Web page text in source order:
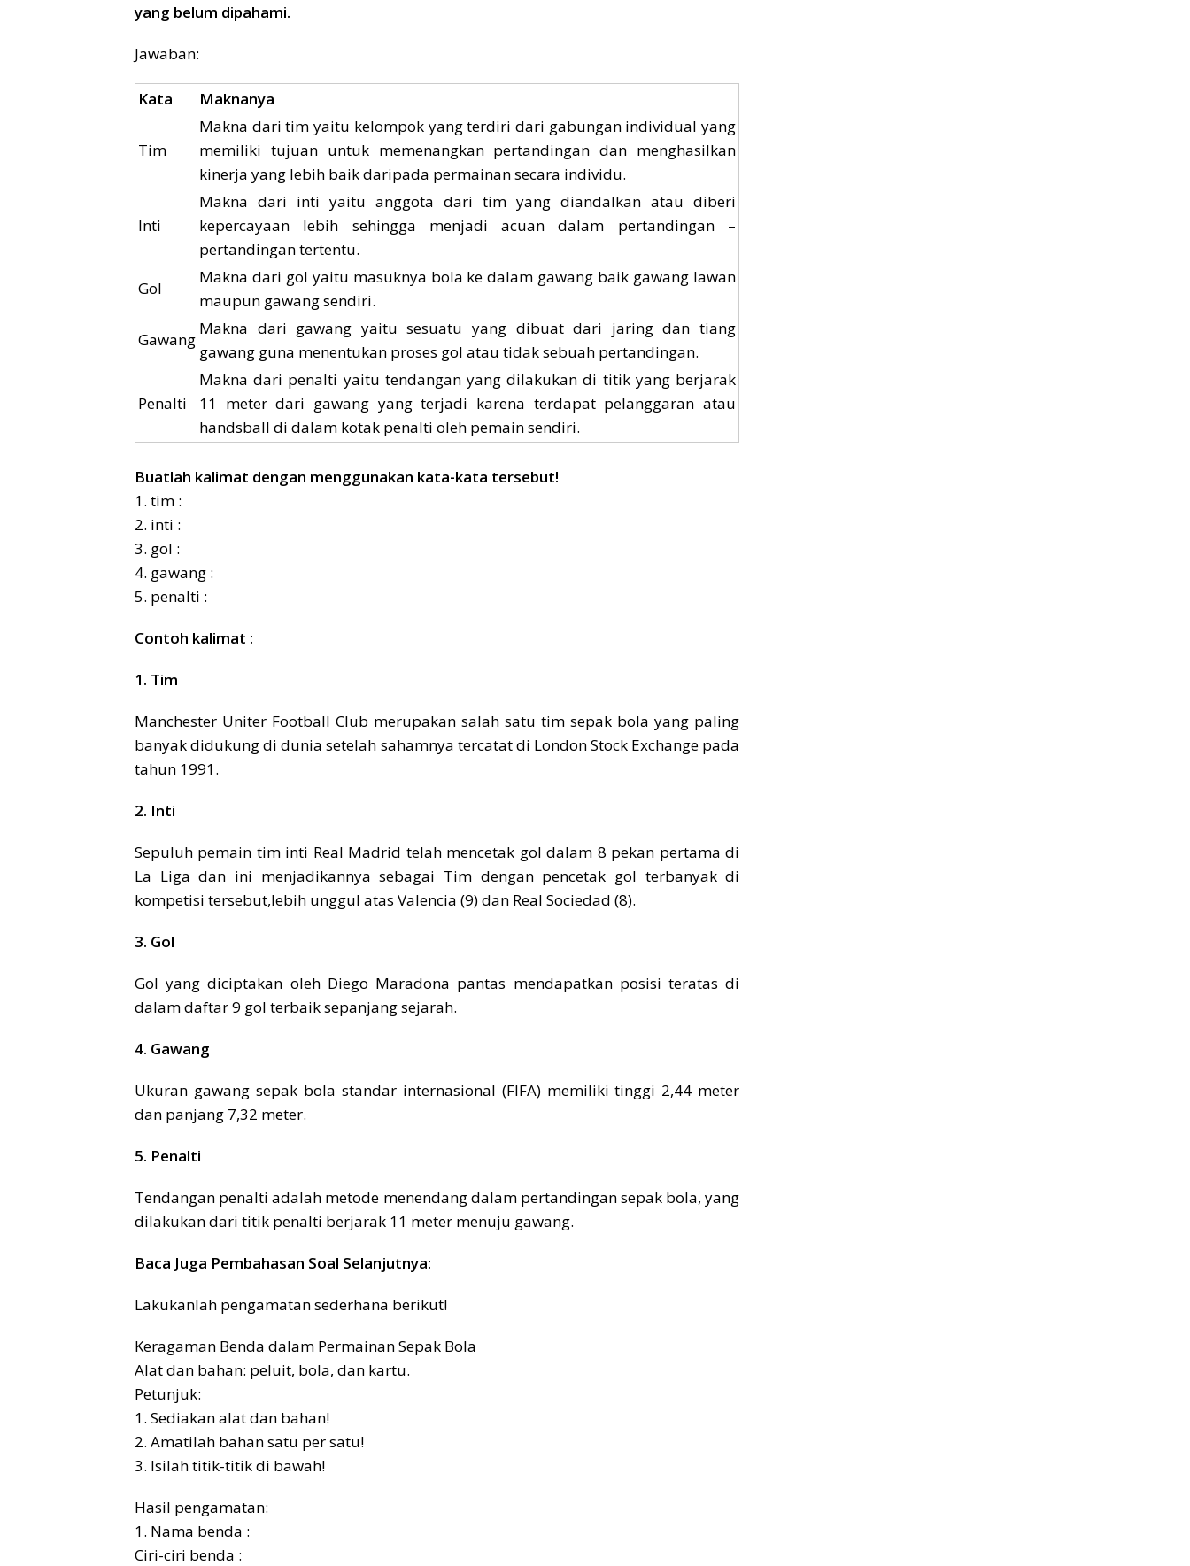
yang belum dipahami.
Jawaban:
Kata Maknanya
Tim
Makna dari tim yaitu kelompok yang terdiri dari gabungan individual yang
memiliki tujuan untuk memenangkan pertandingan dan menghasilkan
kinerja yang lebih baik daripada permainan secara individu.
Inti
Makna dari inti yaitu anggota dari tim yang diandalkan atau diberi
kepercayaan lebih sehingga menjadi acuan dalam pertandingan –
pertandingan tertentu.
Gol
Makna dari gol yaitu masuknya bola ke dalam gawang baik gawang lawan
maupun gawang sendiri.
Gawang
Makna dari gawang yaitu sesuatu yang dibuat dari jaring dan tiang
gawang guna menentukan proses gol atau tidak sebuah pertandingan.
Penalti
Makna dari penalti yaitu tendangan yang dilakukan di titik yang berjarak
11 meter dari gawang yang terjadi karena terdapat pelanggaran atau
handsball di dalam kotak penalti oleh pemain sendiri.
Buatlah kalimat dengan menggunakan kata-kata tersebut!
1. tim :
2. inti :
3. gol :
4. gawang :
5. penalti :
Contoh kalimat :
1. Tim
Manchester Uniter Football Club merupakan salah satu tim sepak bola yang paling
banyak didukung di dunia setelah sahamnya tercatat di London Stock Exchange pada
tahun 1991.
2. Inti
Sepuluh pemain tim inti Real Madrid telah mencetak gol dalam 8 pekan pertama di
La Liga dan ini menjadikannya sebagai Tim dengan pencetak gol terbanyak di
kompetisi tersebut,lebih unggul atas Valencia (9) dan Real Sociedad (8).
3. Gol
Gol yang diciptakan oleh Diego Maradona pantas mendapatkan posisi teratas di
dalam daftar 9 gol terbaik sepanjang sejarah.
4. Gawang
Ukuran gawang sepak bola standar internasional (FIFA) memiliki tinggi 2,44 meter
dan panjang 7,32 meter.
5. Penalti
Tendangan penalti adalah metode menendang dalam pertandingan sepak bola, yang
dilakukan dari titik penalti berjarak 11 meter menuju gawang.
Baca Juga Pembahasan Soal Selanjutnya:
Lakukanlah pengamatan sederhana berikut!
Keragaman Benda dalam Permainan Sepak Bola
Alat dan bahan: peluit, bola, dan kartu.
Petunjuk:
1. Sediakan alat dan bahan!
2. Amatilah bahan satu per satu!
3. Isilah titik-titik di bawah!
Hasil pengamatan:
1. Nama benda :
Ciri-ciri benda :